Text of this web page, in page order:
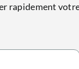
rapidement